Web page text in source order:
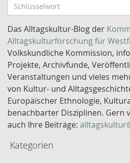
c
h
l
ü
s
s
e
l
w
o
Das Alltagskultur-Blog der
Alltagskulturforschung für
Volkskundliche Kommission,
Projekte, Archivfunde,
Veranstaltungen und vieles
von Kultur- und
Europäischer Ethnologie,
benachbarter Disziplinen. Gern
auch Ihre Beiträge:
Kategorien